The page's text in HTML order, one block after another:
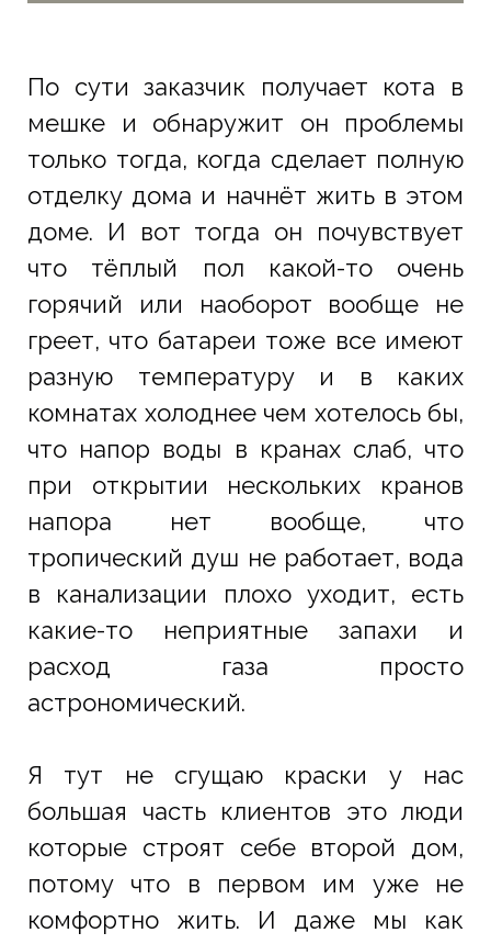
По сути заказчик получает кота в
мешке и обнаружит он проблемы
только тогда, когда сделает полную
отделку дома и начнёт жить в этом
доме. И вот тогда он почувствует
что тёплый пол какой-то очень
горячий или наоборот вообще не
греет, что батареи тоже все имеют
разную температуру и в каких
комнатах холоднее чем хотелось бы,
что напор воды в кранах слаб, что
при открытии нескольких кранов
напора нет вообще, что
тропический душ не работает, вода
в канализации плохо уходит, есть
какие-то неприятные запахи и
расход газа просто
астрономический.
Я тут не сгущаю краски у нас
большая часть клиентов это люди
которые строят себе второй дом,
потому что в первом им уже не
комфортно жить. И даже мы как